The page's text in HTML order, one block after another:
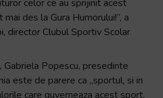
celor ce au sprijinit acest
des la Gura Humorului!”, a
director Clubul Sportiv Scolar
Gabriela Popescu, presedinte
este de parere ca „sportul, si in
care guverneaza acest sport,